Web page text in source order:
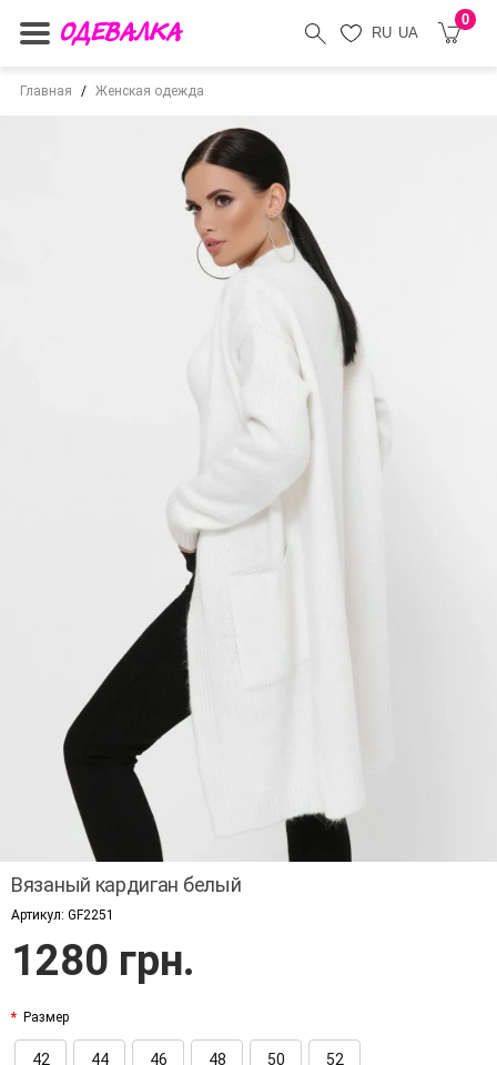
RU UA
0
Главная Женская одежда
Вязаный кардиган белый
Артикул: GF2251
1280 грн.
Размер
42 44 46 48 50 52